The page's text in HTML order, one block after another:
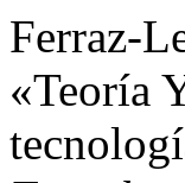
Ferraz-
«Teoría